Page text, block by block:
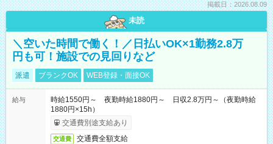
掲載日：2026.08.09
未読
＼空いた時間で働く！／日払いOK×1勤務2.8万
円も可！施設での見回りなど
派遣 ブランクOK WEB登録・面接OK
給与
時給1550円～ 夜勤時給1880円～ 日収2.8万円～（夜勤時給
1880円×15h）
交通費別途支給あり
交通費 交通費全額支給